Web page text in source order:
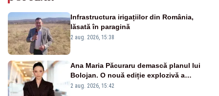
Infrastructura irigațiilor din România,
lăsată în paragină
2 aug. 2026, 15:38
Ana Maria Păcuraru demască planul lui
Bolojan. O nouă ediție explozivă a
emisiunii „Miza Zilei” la Realitatea PLUS
2 aug. 2026, 15:42